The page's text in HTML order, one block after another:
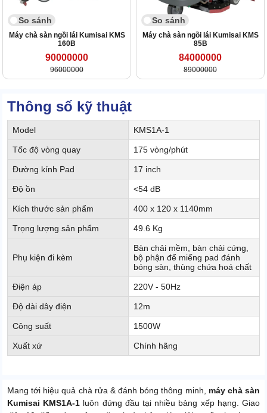
So sánh
Máy chà sàn ngồi lái Kumisai KMS
160B
90000000
96000000
So sánh
Máy chà sàn ngồi lái Kumisai KMS
85B
84000000
89000000
Thông số kỹ thuật
Model KMS1A-1
Tốc độ vòng quay 175 vòng/phút
Đường kính Pad 17 inch
Độ ồn <54 dB
Kích thước sản phẩm 400 x 120 x 1140mm
Trọng lượng sản phẩm 49.6 Kg
Phụ kiện đi kèm
Bàn chải mềm, bàn chải cứng,
bộ phận để miếng pad đánh
bóng sàn, thùng chứa hoá chất
Điện áp 220V - 50Hz
Độ dài dây điện 12m
Công suất 1500W
Xuất xứ Chính hãng
Mang tới hiệu quả chà rửa & đánh bóng thông minh, máy chà sàn
Kumisai KMS1A-1 luôn đứng đầu tại nhiều bảng xếp hạng. Giao